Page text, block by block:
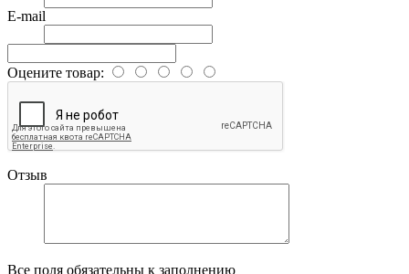
E-mail
Оцените товар:
Отзыв
Все поля обязательны к заполнению